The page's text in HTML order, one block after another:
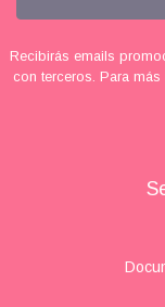
Recibirás emails
con terceros. Para